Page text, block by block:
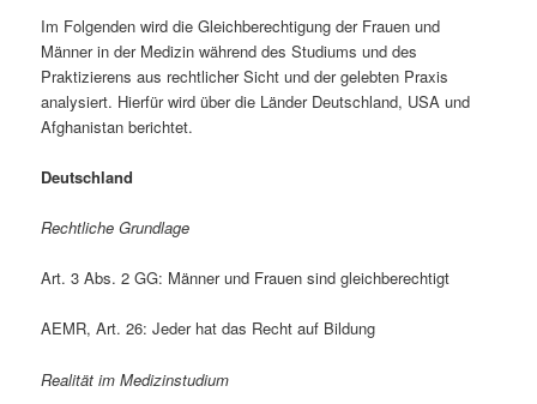
Im Folgenden wird die Gleichberechtigung der Frauen und
Männer in der Medizin während des Studiums und des
Praktizierens aus rechtlicher Sicht und der gelebten Praxis
analysiert. Hierfür wird über die Länder Deutschland, USA und
Afghanistan berichtet.
Deutschland
Rechtliche Grundlage
Art. 3 Abs. 2 GG: Männer und Frauen sind gleichberechtigt
AEMR, Art. 26: Jeder hat das Recht auf Bildung
Realität im Medizinstudium